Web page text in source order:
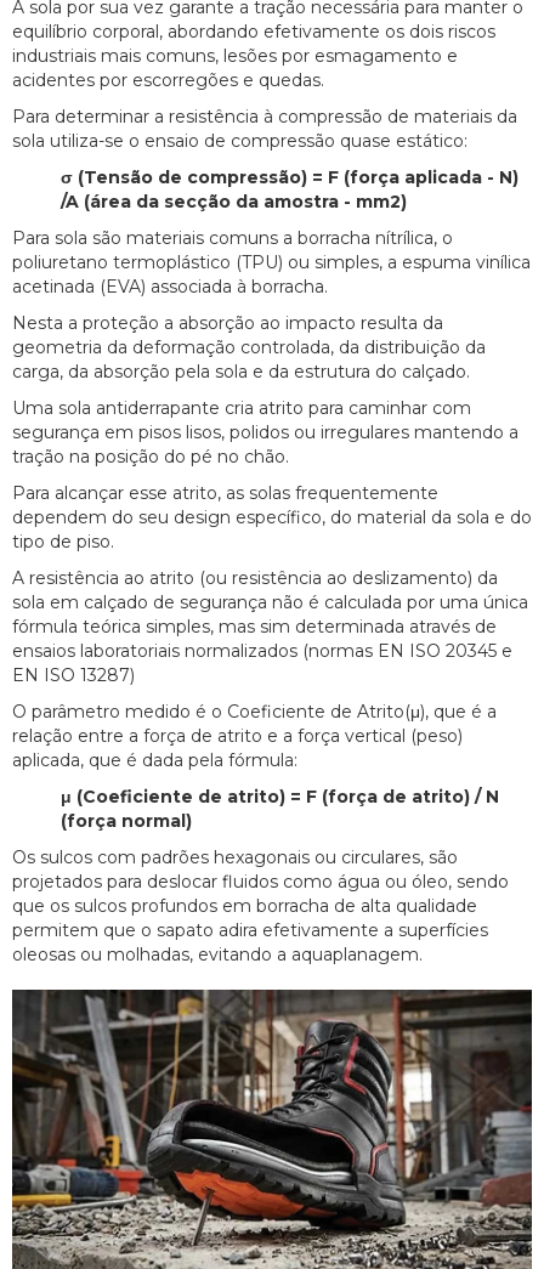
A sola por sua vez garante a tração necessária para manter o
equilíbrio corporal, abordando efetivamente os dois riscos
industriais mais comuns, lesões por esmagamento e
acidentes por escorregões e quedas.
Para determinar a resistência à compressão de materiais da
sola utiliza-se o ensaio de compressão quase estático:
σ (Tensão de compressão) = F (força aplicada - N)
/A (área da secção da amostra - mm2)
Para sola são materiais comuns a borracha nítrílica, o
poliuretano termoplástico (TPU) ou simples, a espuma vinílica
acetinada (EVA) associada à borracha.
Nesta a proteção a absorção ao impacto resulta da
geometria da deformação controlada, da distribuição da
carga, da absorção pela sola e da estrutura do calçado.
Uma sola antiderrapante cria atrito para caminhar com
segurança em pisos lisos, polidos ou irregulares mantendo a
tração na posição do pé no chão.
Para alcançar esse atrito, as solas frequentemente
dependem do seu design específico, do material da sola e do
tipo de piso.
A resistência ao atrito (ou resistência ao deslizamento) da
sola em calçado de segurança não é calculada por uma única
fórmula teórica simples, mas sim determinada através de
ensaios laboratoriais normalizados (normas EN ISO 20345 e
EN ISO 13287)
O parâmetro medido é o Coeficiente de Atrito(μ), que é a
relação entre a força de atrito e a força vertical (peso)
aplicada, que é dada pela fórmula:
μ (Coeficiente de atrito) = F (força de atrito) / N
(força normal)
Os sulcos com padrões hexagonais ou circulares, são
projetados para deslocar fluidos como água ou óleo, sendo
que os sulcos profundos em borracha de alta qualidade
permitem que o sapato adira efetivamente a superfícies
oleosas ou molhadas, evitando a aquaplanagem.